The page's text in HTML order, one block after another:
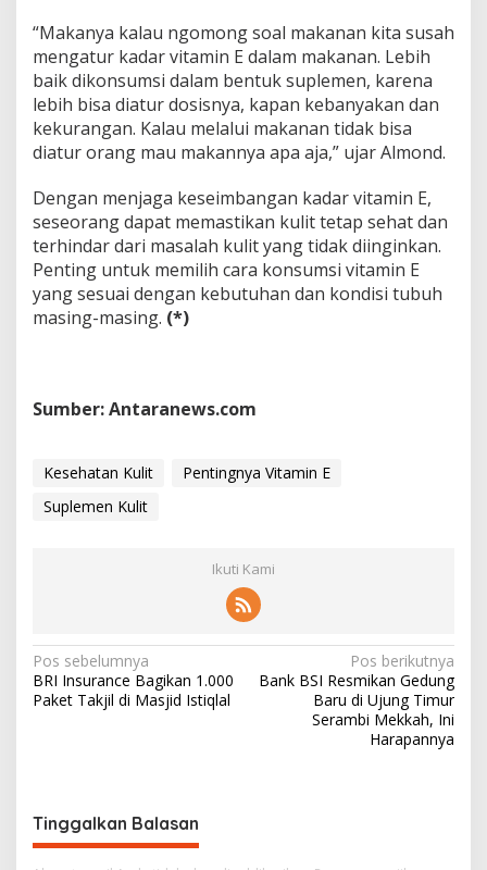
“Makanya kalau ngomong soal makanan kita susah
mengatur kadar vitamin E dalam makanan. Lebih
baik dikonsumsi dalam bentuk suplemen, karena
lebih bisa diatur dosisnya, kapan kebanyakan dan
kekurangan. Kalau melalui makanan tidak bisa
diatur orang mau makannya apa aja,” ujar Almond.
Dengan menjaga keseimbangan kadar vitamin E,
seseorang dapat memastikan kulit tetap sehat dan
terhindar dari masalah kulit yang tidak diinginkan.
Penting untuk memilih cara konsumsi vitamin E
yang sesuai dengan kebutuhan dan kondisi tubuh
masing-masing. (*)
Sumber: Antaranews.com
Kesehatan Kulit
Pentingnya Vitamin E
Suplemen Kulit
Ikuti Kami
N
a
a
s
Pos sebelumnya
BRI Insurance Bagikan 1.000
Paket Takjil di Masjid Istiqlal
Pos berikutnya
Bank BSI Resmikan Gedung
Baru di Ujung Timur
Serambi Mekkah, Ini
Harapannya
Tinggalkan Balasan